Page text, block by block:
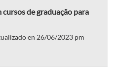
cursos de graduação para
en 26/06/2023 pm